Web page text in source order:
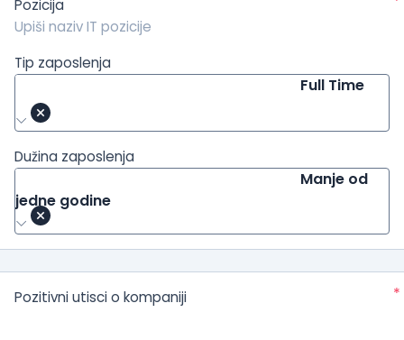
Pozicija
Tip zaposlenja
Full Time
Dužina zaposlenja
Manje od
jedne godine
Pozitivni utisci o kompaniji *